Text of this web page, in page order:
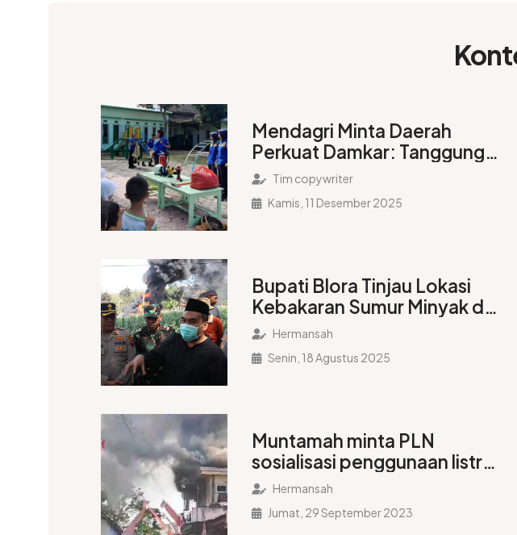
Mendagri Minta Daerah
Perkuat Damkar: Tanggung
Jawab Besar
Tim copywriter
Kamis, 11 Desember 2025
Bupati Blora Tinjau Lokasi
Kebakaran Sumur Minyak di
Dukuh Gendono, Tiga Warga
Tewas
Hermansah
Senin, 18 Agustus 2025
Muntamah minta PLN
sosialisasi penggunaan listrik
secara aman
Hermansah
Jumat, 29 September 2023